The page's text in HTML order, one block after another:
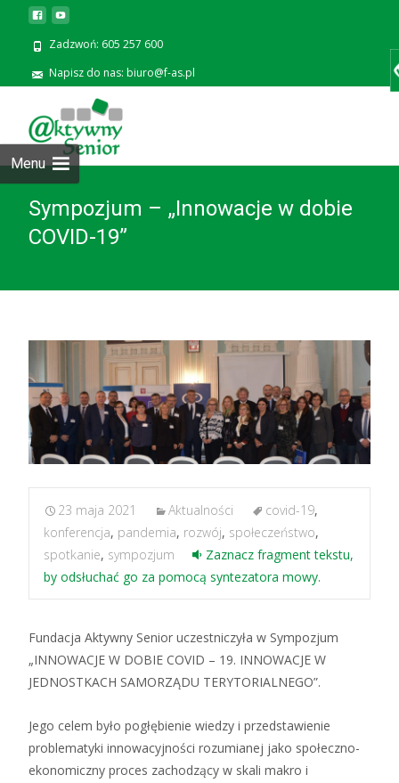
Zadzwoń: 605 257 600
Napisz do nas: biuro@f-as.pl
Menu
Sympozjum – „Innowacje w dobie
COVID-19”
23 maja 2021 Aktualności covid-19,
konferencja, pandemia, rozwój, społeczeństwo,
spotkanie, sympozjum
Zaznacz fragment tekstu,
by odsłuchać go za pomocą syntezatora mowy.
Fundacja Aktywny Senior uczestniczyła w Sympozjum
„INNOWACJE W DOBIE COVID – 19. INNOWACJE W
JEDNOSTKACH SAMORZĄDU TERYTORIALNEGO”.
Jego celem było pogłębienie wiedzy i przedstawienie
problematyki innowacyjności rozumianej jako społeczno-
ekonomiczny proces zachodzący w skali makro i